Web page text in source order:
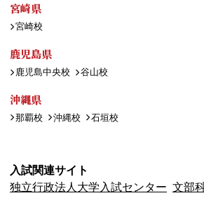
宮崎県
宮崎校
鹿児島県
鹿児島中央校 谷山校
沖縄県
那覇校 沖縄校 石垣校
入試関連サイト
独立行政法人大学入試センター 文部